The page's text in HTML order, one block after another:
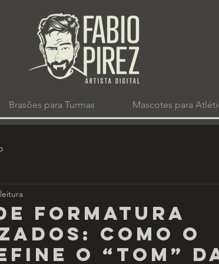
Brasões para Turmas Mascotes para
formatura
como o
o “tom”